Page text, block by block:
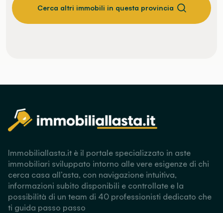
Cerca altri immobili in questa provincia
Immobiliallasta.it è il portale specializzato in aste
immobiliari sviluppato intorno alle vere esigenze di chi
cerca casa all’asta, con navigazione intuitiva,
informazioni subito disponibili e controllate e la
possibilità di un team di 40 professionisti dedicato che
ti guida passo passo